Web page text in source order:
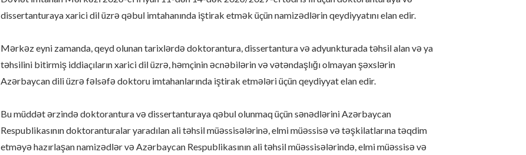
dissertanturaya xarici dil üzrə qəbul imtahanında iştirak etmək üçün namizədlərin qeydiyyatını elan edir.
Mərkəz eyni zamanda, qeyd olunan tarixlərdə doktorantura, dissertantura və adyunkturada təhsil alan və ya
təhsilini bitirmiş iddiaçıların xarici dil üzrə, həmçinin əcnəbilərin və vətəndaşlığı olmayan şəxslərin
Azərbaycan dili üzrə fəlsəfə doktoru imtahanlarında iştirak etmələri üçün qeydiyyat elan edir.
Bu müddət ərzində doktorantura və dissertanturaya qəbul olunmaq üçün sənədlərini Azərbaycan
Respublikasının doktoranturalar yaradılan ali təhsil müəssisələrinə, elmi müəssisə və təşkilatlarına təqdim
etməyə hazırlaşan namizədlər və Azərbaycan Respublikasının ali təhsil müəssisələrində, elmi müəssisə və